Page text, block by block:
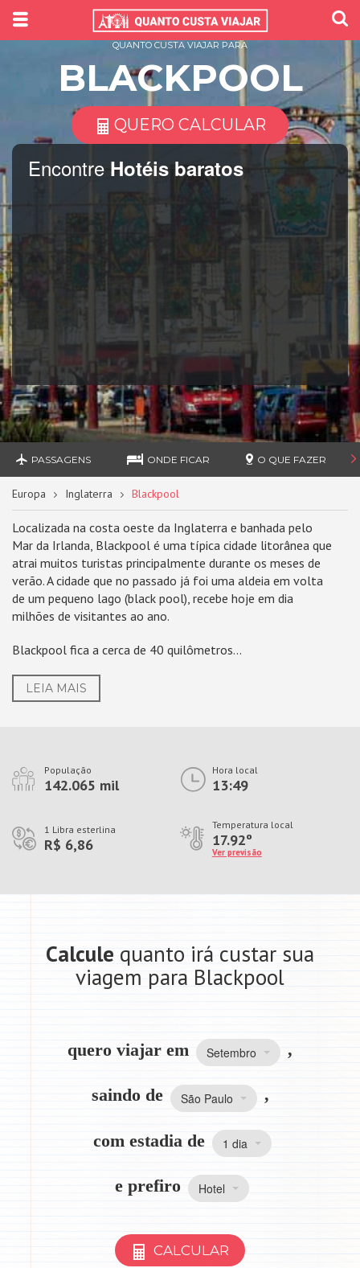
Encontre Hotéis baratos
QUANTO CUSTA VIAJAR PARA
BLACKPOOL
QUERO CALCULAR
PASSAGENS ONDE FICAR O QUE FAZER
Europa Inglaterra Blackpool
Localizada na costa oeste da Inglaterra e banhada pelo
Mar da Irlanda, Blackpool é uma típica cidade litorânea que
atrai muitos turistas principalmente durante os meses de
verão. A cidade que no passado já foi uma aldeia em volta
de um pequeno lago (black pool), recebe hoje em dia
milhões de visitantes ao ano.
Blackpool fica a cerca de 40 quilômetros...
LEIA MAIS
População
142.065 mil
Hora local
13:49
1 Libra esterlina
R$ 6,86
Temperatura local
17.92º
Ver previsão
Calcule quanto irá custar sua
viagem para Blackpool
quero viajar em Setembro ,
saindo de São Paulo ,
com estadia de 1 dia
e prefiro Hotel
CALCULAR